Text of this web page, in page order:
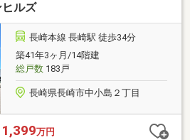
ルズ
長崎本線 長崎駅 徒歩34分
築41年3ヶ月/14階建
総戸数183戸
長崎県長崎市中小島２丁目
1,399万円